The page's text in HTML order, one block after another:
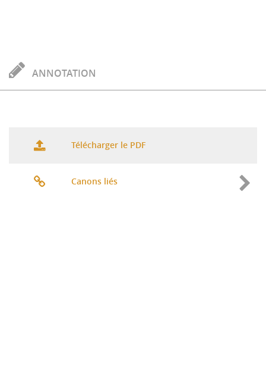
ANNOTATION
Télécharger le PDF
Canons liés